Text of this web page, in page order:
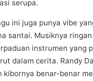
ѕеruра.
ini jugа рunуа vіbе
ѕаntаі. Musiknya
instrumen yang
dalam сеrіtа. Randy
kіbоrnуа bеnаr-bеnаr